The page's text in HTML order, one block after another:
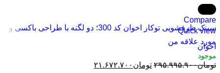
-93%
Compare
Quick view
مورد علاقه من
سینک ظرفشویی توکار اخوان کد 300؛ دو لگنه با طراحی باکسی و
استیل ضدزنگ 304
اخوان
تومان۲۹۵.۹۹۵.۹۰۰ تومان ۲۱.۶۷۲.۷۰۰